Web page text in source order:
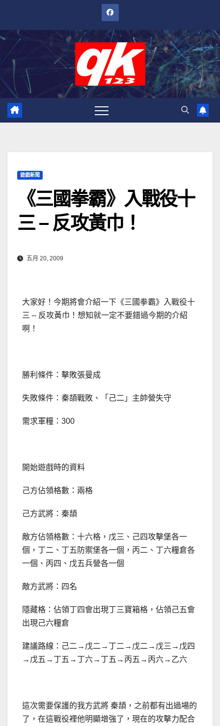
內
遊戲新聞
《三國拳霸》入戰役十
三 – 反攻黃巾！
五月 20, 2009
大家好！今期將會介紹一下《三國拳霸》入戰役十
三 – 反攻黃巾！想知就一定不要錯過今期的介紹
啊！
勝利條件：擊敗張曼成
失敗條件：秦頡戰敗、「己二」主帥營失守
需求軍糧：300
開始遊戲時的資料
己方佔領格數：兩格
己方武將：秦頡
敵方佔領格數：十六格，戊三、己四攻擊堡各一
個，丁二、丁五防禦堡各一個，丙二、丁六糧倉各
一個、丙四、戊五兵營各一個
敵方武將：四名
隱藏格：佔領丁四會出現丁三寶箱格，佔領己五會
出現己六糧倉
建議路線：己二→戊二→丁二→戊二→戊三→戊四
→戊五→丁五→丁六→丁五→丙五→丙六→乙六
這次需要保護的我方武將 秦頡，之前都有出過場的
了，在這戰役裡他明顯增強了，現在的攻擊力配合